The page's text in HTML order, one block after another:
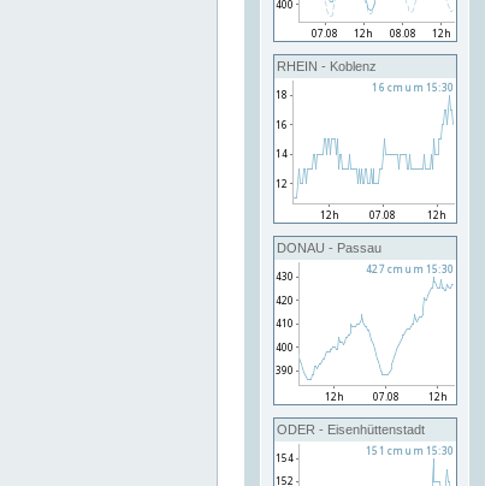
RHEIN - Koblenz
DONAU - Passau
ODER - Eisenhüttenstadt